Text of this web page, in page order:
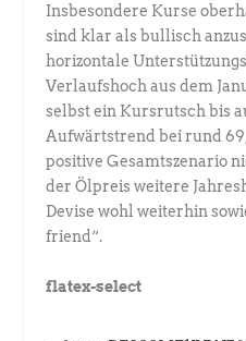
Insbesondere Kurse
sind klar als bullisch
horizontale
Verlaufshoch aus dem
selbst ein Kursrutsch bis
Aufwärtstrend bei rund
positive Gesamtszenario
der Ölpreis weitere
Devise wohl weiterhin
friend“.
flatex-select